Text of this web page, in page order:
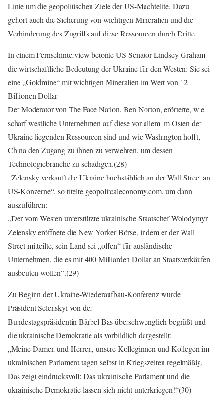
Linie um die geopolitischen Ziele der US-Machtelite. Dazu
gehört auch die Sicherung von wichtigen Mineralien und die
Verhinderung des Zugriffs auf diese Ressourcen durch Dritte.
In einem Fernsehinterview betonte US-Senator Lindsey Graham
die wirtschaftliche Bedeutung der Ukraine für den Westen: Sie sei
eine „Goldmine“ mit wichtigen Mineralien im Wert von 12
Billionen Dollar
Der Moderator von The Face Nation, Ben Norton, erörterte, wie
scharf westliche Unternehmen auf diese vor allem im Osten der
Ukraine liegenden Ressourcen sind und wie Washington hofft,
China den Zugang zu ihnen zu verwehren, um dessen
Technologiebranche zu schädigen.(28)
„Zelensky verkauft die Ukraine buchstäblich an der Wall Street an
US-Konzerne“, so titelte geopolitcaleconomy.com, um dann
auszuführen:
„Der vom Westen unterstützte ukrainische Staatschef Wolodymyr
Zelensky eröffnete die New Yorker Börse, indem er der Wall
Street mitteilte, sein Land sei „offen“ für ausländische
Unternehmen, die es mit 400 Milliarden Dollar an Staatsverkäufen
ausbeuten wollen“.(29)
Zu Beginn der Ukraine-Wiederaufbau-Konferenz wurde
Präsident Selenskyi von der
Bundestagspräsidentin Bärbel Bas überschwenglich begrüßt und
die ukrainische Demokratie als vorbildlich dargestellt:
„Meine Damen und Herren, unsere Kolleginnen und Kollegen im
ukrainischen Parlament tagen selbst in Kriegszeiten regelmäßig.
Das zeigt eindrucksvoll: Das ukrainische Parlament und die
ukrainische Demokratie lassen sich nicht unterkriegen!“(30)